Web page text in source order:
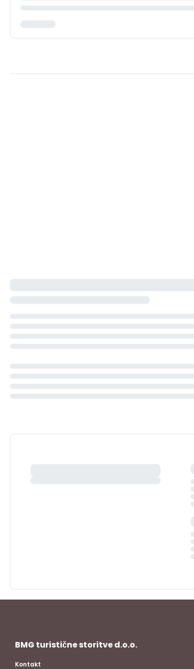
BMG turistične storitve d.o.o.
Kontakt